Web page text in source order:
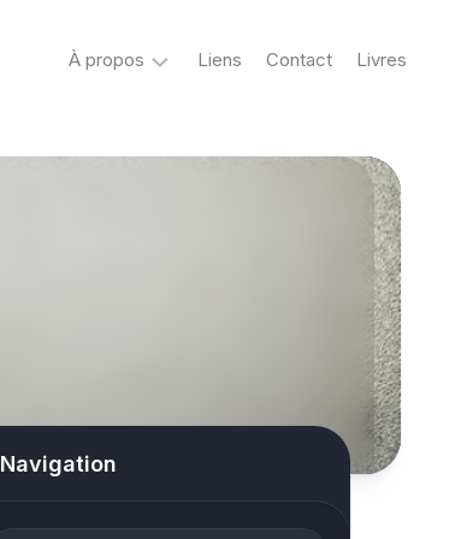
À propos
&
conspiracy
Horreur
Liens Contact Livres
Navigation